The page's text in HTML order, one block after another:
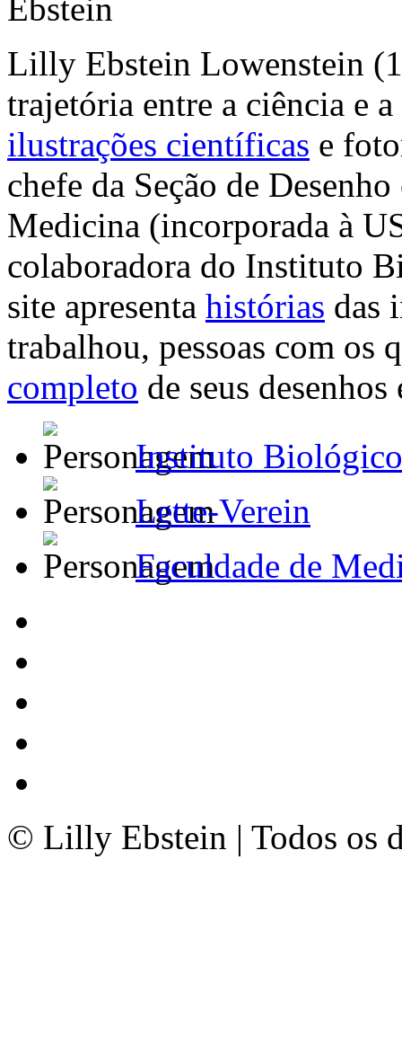
Lilly Ebstein Lowenstein
trajetória entre a ciência e
ilustrações científicas e
chefe da Seção de
Medicina (incorporada à
colaboradora do Instituto
site apresenta histórias das
trabalhou, pessoas com os
completo de seus
Instituto Biológico
Lette-Verein
Faculdade de
© Lilly Ebstein | Todos os